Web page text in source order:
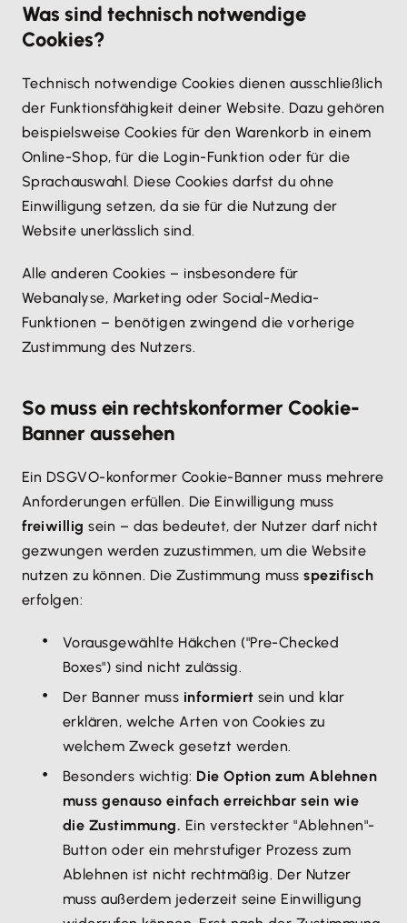
Was sind technisch notwendige
Cookies?
Technisch notwendige Cookies dienen ausschließlich
der Funktionsfähigkeit deiner Website. Dazu gehören
beispielsweise Cookies für den Warenkorb in einem
Online-Shop, für die Login-Funktion oder für die
Sprachauswahl. Diese Cookies darfst du ohne
Einwilligung setzen, da sie für die Nutzung der
Website unerlässlich sind.
Alle anderen Cookies – insbesondere für
Webanalyse, Marketing oder Social-Media-
Funktionen – benötigen zwingend die vorherige
Zustimmung des Nutzers.
So muss ein rechtskonformer Cookie-
Banner aussehen
Ein DSGVO-konformer Cookie-Banner muss mehrere
Anforderungen erfüllen. Die Einwilligung muss
freiwillig sein – das bedeutet, der Nutzer darf nicht
gezwungen werden zuzustimmen, um die Website
nutzen zu können. Die Zustimmung mussspezifisch
erfolgen:
Vorausgewählte Häkchen ("Pre-Checked
Boxes") sind nicht zulässig.
Der Banner muss informiert sein und klar
erklären, welche Arten von Cookies zu
welchem Zweck gesetzt werden.
Besonders wichtig: Die Option zum Ablehnen
muss genauso einfach erreichbar sein wie
die Zustimmung. Ein versteckter "Ablehnen"-
Button oder ein mehrstufiger Prozess zum
Ablehnen ist nicht rechtmäßig. Der Nutzer
muss außerdem jederzeit seine Einwilligung